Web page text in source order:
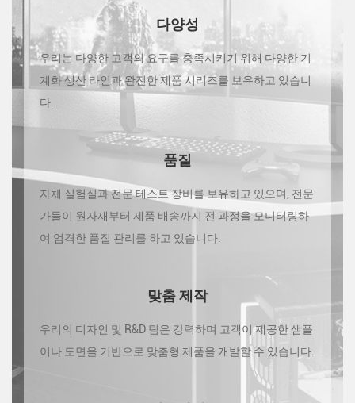
다양성
우리는 다양한 고객의 요구를 충족시키기 위해 다양한 기
계화 생산 라인과 완전한 제품 시리즈를 보유하고 있습니
다.
품질
자체 실험실과 전문 테스트 장비를 보유하고 있으며, 전문
가들이 원자재부터 제품 배송까지 전 과정을 모니터링하
여 엄격한 품질 관리를 하고 있습니다.
맞춤 제작
우리의 디자인 및 R&D 팀은 강력하며 고객이 제공한 샘플
이나 도면을 기반으로 맞춤형 제품을 개발할 수 있습니다.